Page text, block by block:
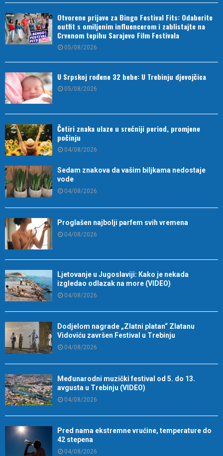
Otvorene prijave za Bingo Festival Fits: Odaberite
outfit s omiljenim influencerom i zablistajte na
Crvenom tepihu Sarajevo Film Festivala
05/08/2026
U Srpskoj rođene 32 bebe: U Trebinju djevojčica
05/08/2026
Četiri znaka ulaze u srećniji period, promjene
počinju
04/08/2026
Sedam znakova da vašim biljkama nedostaje
vode
04/08/2026
Proglašen najbolji parfem svih vremena
04/08/2026
Ljetovanje u Jugoslaviji: Kako je nekada
izgledao odlazak na more (VIDEO)
04/08/2026
Dodjelom nagrade „Zlatni platan“ Zlatanu
Vidoviću završen Festival u Trebinju
04/08/2026
Međunarodni muzički festival od 5. do 13.
avgusta u Trebinju (VIDEO)
04/08/2026
Pred nama ekstremne vrućine, temperature do
42 stepena
04/08/2026